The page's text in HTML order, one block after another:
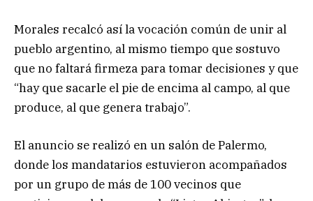
Morales recalcó así la vocación común de unir al
pueblo argentino, al mismo tiempo que sostuvo
que no faltará firmeza para tomar decisiones y que
“hay que sacarle el pie de encima al campo, al que
produce, al que genera trabajo”.
El anuncio se realizó en un salón de Palermo,
donde los mandatarios estuvieron acompañados
por un grupo de más de 100 vecinos que